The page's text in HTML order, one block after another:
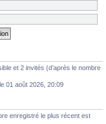
et 2 invités (d’après le nombre
, le 01 août 2026, 20:09
enregistré le plus récent est